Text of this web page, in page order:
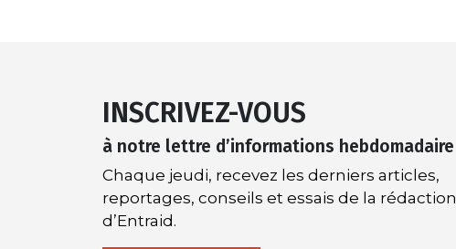
INSCRIVEZ-VOUS
à notre lettre d’informations hebdomadaire
Chaque jeudi, recevez les derniers articles,
reportages, conseils et essais de la rédaction
d’Entraid.